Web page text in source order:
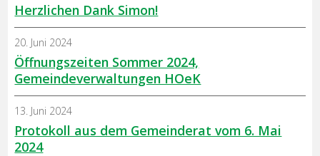
Herzlichen Dank Simon!
Öffnungszeiten Sommer 2024,
Gemeindeverwaltungen HOeK
20. Juni 2024
Protokoll aus dem Gemeinderat vom 6. Mai
2024
13. Juni 2024